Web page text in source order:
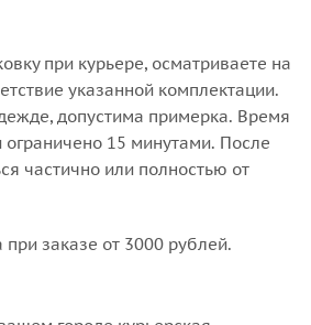
при курьере, осматриваете на
указанной комплектации.
допустима примерка. Время
15 минутами. После
частично или полностью от
заказе от 3000 рублей.